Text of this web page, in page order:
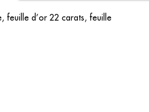
feuille d’or 22 carats, feuille